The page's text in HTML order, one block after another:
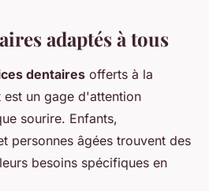
adaptés à tous
dentaires offerts à la
un gage d'attention
sourire. Enfants,
personnes âgées trouvent des
besoins spécifiques en